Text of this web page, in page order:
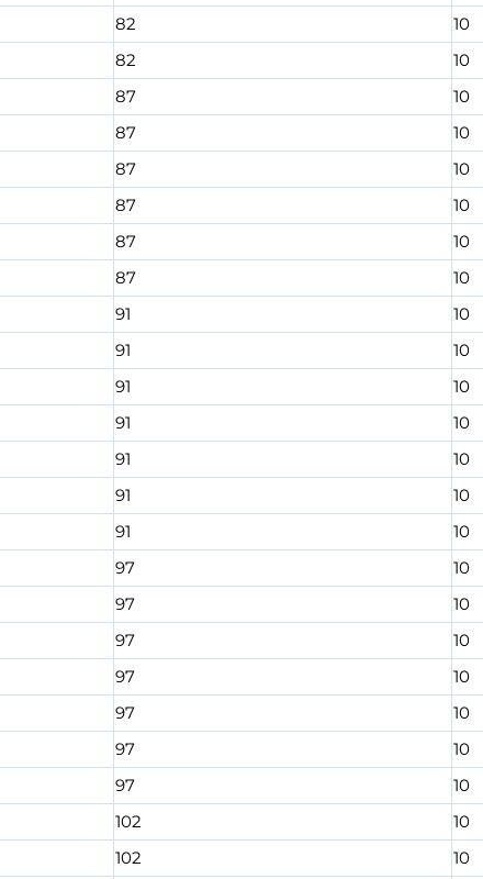
82
10
82
10
87
10
87
10
87
10
87
10
87
10
87
10
91
10
91
10
91
10
91
10
91
10
91
10
91
10
97
10
97
10
97
10
97
10
97
10
97
10
97
10
102
10
102
10